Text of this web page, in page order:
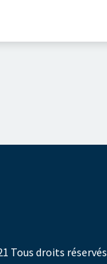
Tous droits réservés